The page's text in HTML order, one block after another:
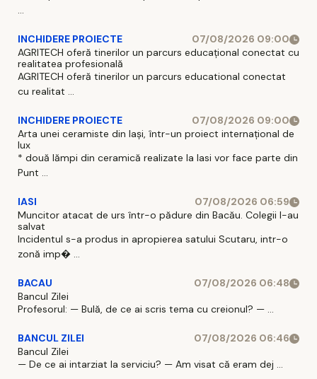
...
INCHIDERE PROIECTE
07/08/2026 09:00
AGRITECH oferă tinerilor un parcurs educațional conectat cu
realitatea profesională
AGRITECH oferă tinerilor un parcurs educational conectat
cu realitat ...
INCHIDERE PROIECTE
07/08/2026 09:00
Arta unei ceramiste din Iași, într-un proiect internațional de
lux
* două lămpi din ceramică realizate la Iasi vor face parte din
Punt ...
IASI
07/08/2026 06:59
Muncitor atacat de urs într-o pădure din Bacău. Colegii l-au
salvat
Incidentul s-a produs in apropierea satului Scutaru, intr-o
zonă imp� ...
BACAU
07/08/2026 06:48
Bancul Zilei
Profesorul: — Bulă, de ce ai scris tema cu creionul? — ...
BANCUL ZILEI
07/08/2026 06:46
Bancul Zilei
— De ce ai intarziat la serviciu? — Am visat că eram dej ...